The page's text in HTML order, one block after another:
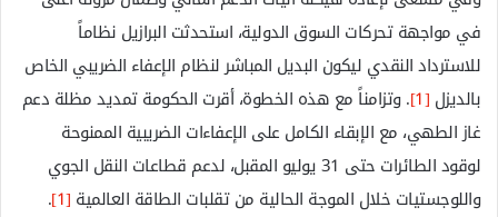
في مواجهة تحركات السوق الدولية، استحدثت البرازيل نظاماً
للاسترداد النقدي ليكون البديل المباشر لنظام الإعفاء الضريبي الخاص
بالديزل [1] . وتزامناً مع هذه الخطوة، أقرت الحكومة تمديد مظلة دعم
غاز الطهي، مع الإبقاء الكامل على الإعفاءات الضريبية الممنوحة
لوقود الطائرات حتى 31 يوليو المقبل، لدعم قطاعات النقل الجوي
واللوجستيات خلال الموجة الحالية من تقلبات الطاقة العالمية [1]
.